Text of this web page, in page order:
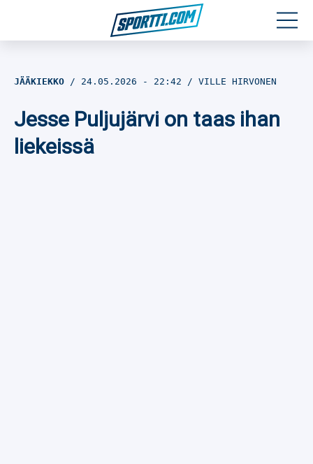
Jalkapallo
JÄÄKIEKKO 24.05.2026 - 22:42 VILLE HIRVONEN
Jesse Puljujärvi on taas ihan
liekeissä